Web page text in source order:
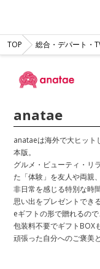
TOP 総合・デパート・
anatae
anataeは海外で大ヒット
本版。
グルメ・ビューティ・リ
た「体験」を友人や両親
非日常を感じる特別な時
思い出をプレゼントでき
eギフトの形で贈れるの
包装料不要でギフトBOX
頑張った自分へのご褒美